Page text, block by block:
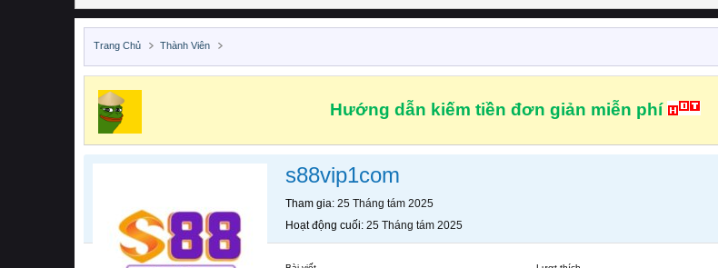
Trang Chủ Thành Viên
Hướng dẫn kiếm tiền đơn giản miễn phí
s88vip1com
Tham gia 25 Tháng tám 2025
Hoạt động cuối 25 Tháng tám 2025